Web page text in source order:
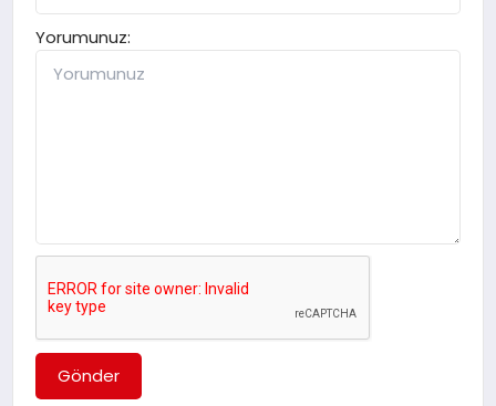
Yorumunuz:
Gönder